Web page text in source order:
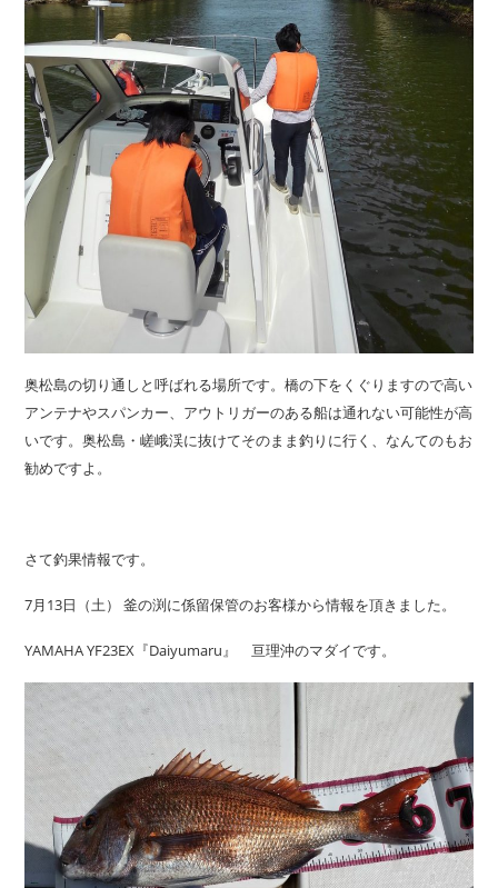
奥松島の切り通しと呼ばれる場所です。橋の下をくぐりますので高い
アンテナやスパンカー、アウトリガーのある船は通れない可能性が高
いです。奥松島・嵯峨渓に抜けてそのまま釣りに行く、なんてのもお
勧めですよ。
さて釣果情報です。
7月13日（土） 釜の渕に係留保管のお客様から情報を頂きました。
YAMAHA YF23EX『Daiyumaru』 亘理沖のマダイです。